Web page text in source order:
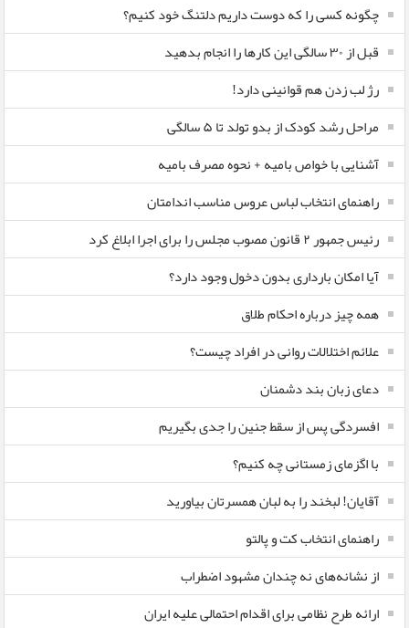
چگونه کسی را که دوست داریم دلتنگ خود کنیم؟
قبل از ۳۰ سالگی این کارها را انجام بدهید
رژ لب زدن هم قوانینی دارد!
مراحل رشد کودک از بدو تولد تا ۵ سالگی
آشنایی با خواص بامیه + نحوه مصرف بامیه
راهنمای انتخاب لباس عروس مناسب اندامتان
رئیس جمهور ۲ قانون مصوب مجلس را برای اجرا ابلاغ کرد
آیا امکان بارداری بدون دخول وجود دارد؟
همه چیز درباره احکام طلاق
علائم اختلالات روانی در افراد چیست؟
دعای زبان بند دشمنان
افسردگی پس از سقط جنین را جدی بگیریم
با اگزمای زمستانی چه کنیم؟
آقایان! لبخند را به لبان همسرتان بیاورید
راهنمای انتخاب کت و پالتو
از نشانه‌های نه چندان مشهود اضطراب
ارائه طرح نظامی برای اقدام احتمالی علیه ایران